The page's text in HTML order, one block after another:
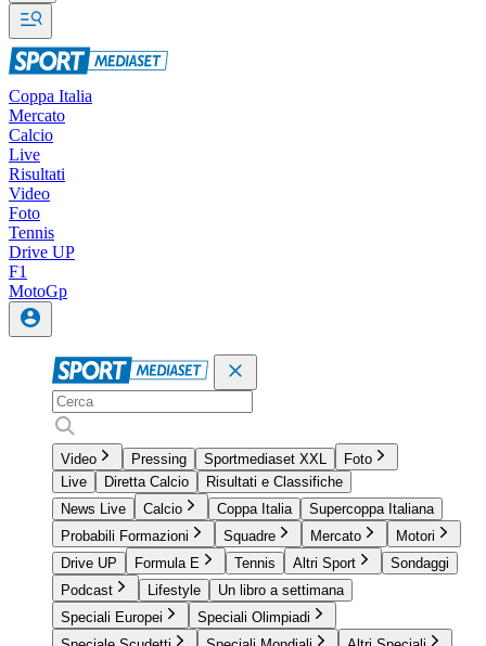
Coppa Italia
Mercato
Calcio
Live
Risultati
Video
Foto
Tennis
Drive UP
F1
MotoGp
Video Pressing Sportmediaset XXL
Foto
Live
Diretta Calcio
Risultati e Classifiche
News Live
Calcio Coppa Italia
Supercoppa Italiana
Probabili Formazioni
Squadre Mercato
Motori
Drive UP
Formula E Tennis Altri Sport
Sondaggi
Podcast
Lifestyle
Un libro a settimana
Speciali Europei
Speciali Olimpiadi